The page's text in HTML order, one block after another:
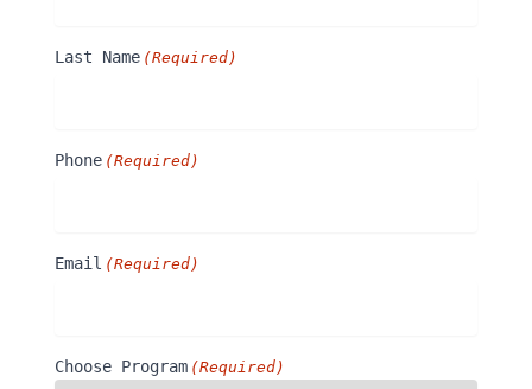
Last Name (Required)
Phone (Required)
Email (Required)
Choose Program (Required)